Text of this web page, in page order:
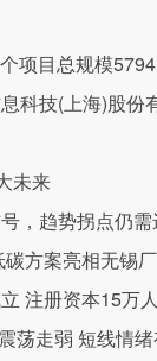
项目总规模
科技(上海)股
未来
，趋势拐点仍需
方案亮相无锡
注册资本15万
荡走弱 短线情